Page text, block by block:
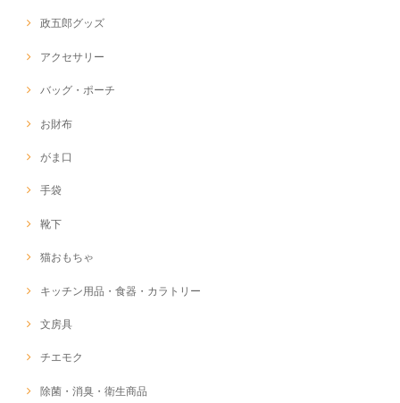
政五郎グッズ
アクセサリー
バッグ・ポーチ
お財布
がま口
手袋
靴下
猫おもちゃ
キッチン用品・食器・カラトリー
文房具
チエモク
除菌・消臭・衛生商品